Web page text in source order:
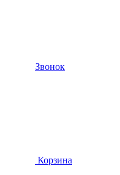
Звонок
Корзина